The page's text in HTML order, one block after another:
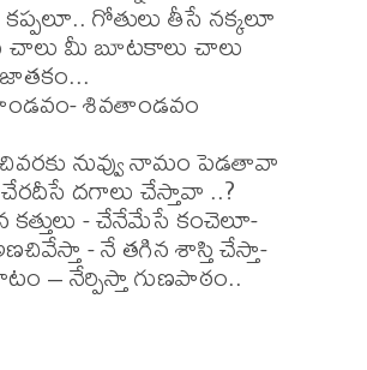
గోతులు తీసే నక్కలూ
మీ బూటకాలు చాలు
శివతాండవం
నువ్వు నామం పెడతావా
చేరదీసే దగాలు చేస్తావా ..?
కత్తులు - చేనేమేసే కంచెలూ-
- నే తగిన శాస్తి చేస్తా-
– నేర్పిస్తా గుణపాఠం..